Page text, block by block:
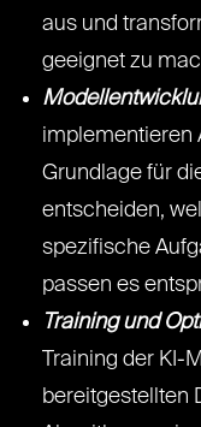
aus und
geeignet zu
implementieren
Grundlage für
entscheiden,
spezifische
passen es
Training und
Training der
bereitgestellten